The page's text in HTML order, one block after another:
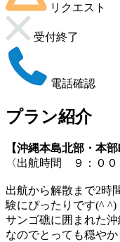
リクエスト
受付終了
電話確認
プラン紹介
【沖縄本島北部・本
〈出航時間 ９：０
出航から解散まで2時
験にぴったりです(^ ^)
サンゴ礁に囲まれた
なのでとっても穏やか